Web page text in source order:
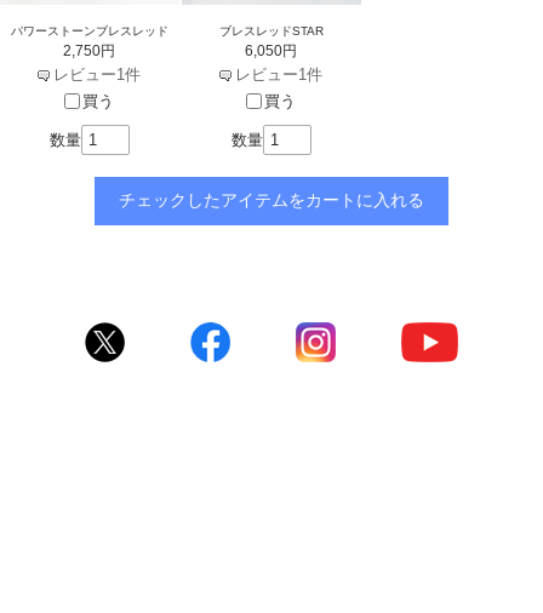
パワーストーンブレスレッド
2,750円
レビュー1件
買う
数量
ブレスレッドSTAR
6,050円
レビュー1件
買う
数量